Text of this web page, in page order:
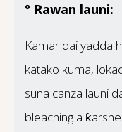
° Rawan launi:
Kamar dai yadda
katako kuma,
suna canza launi
bleaching a